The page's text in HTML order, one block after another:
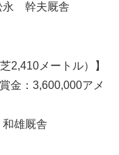
永 幹夫厩舎
2,410メートル）】
金：3,600,000アメ
沢 和雄厩舎